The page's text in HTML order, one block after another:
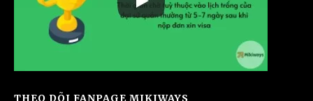
THEO DÕI FANPAGE MIKIWAYS